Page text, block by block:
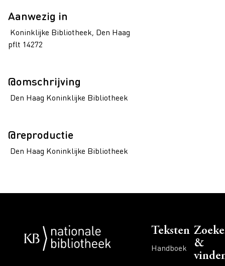
Aanwezig in
Koninklijke Bibliotheek, Den Haag
pflt 14272
@omschrijving
Den Haag Koninklijke Bibliotheek
@reproductie
Den Haag Koninklijke Bibliotheek
Voet
Teksten
Handboek
&